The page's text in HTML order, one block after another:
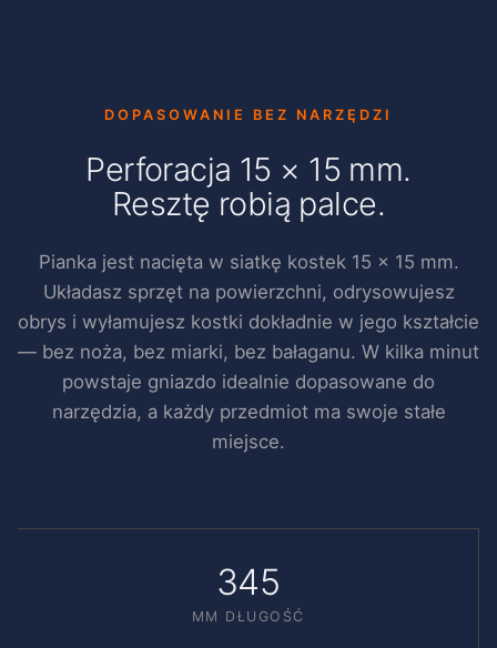
DOPASOWANIE BEZ NARZĘDZI
Perforacja 15 × 15 mm.
Resztę robią palce.
Pianka jest nacięta w siatkę kostek 15 × 15 mm.
Układasz sprzęt na powierzchni, odrysowujesz
obrys i wyłamujesz kostki dokładnie w jego kształcie
— bez noża, bez miarki, bez bałaganu. W kilka minut
powstaje gniazdo idealnie dopasowane do
narzędzia, a każdy przedmiot ma swoje stałe
miejsce.
345
MM DŁUGOŚĆ